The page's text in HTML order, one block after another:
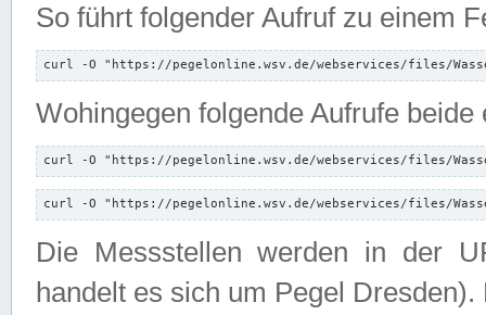
So führt folgender Aufruf zu einem
curl -O "https://pegelonline.wsv.de/webservices/files/
Wohingegen folgende Aufrufe beide
curl -O "https://pegelonline.wsv.de/webservices/files/
curl -O "https://pegelonline.wsv.de/webservices/files/
Die Messstellen werden in der
handelt es sich um Pegel